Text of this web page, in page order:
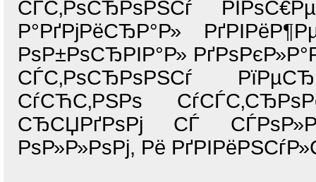
СЃС‚РѕСЂРѕРЅСѓ
Р°РґРјРёСЂР°Р»
РѕР±РѕСЂРІР°Р»
СЃС‚РѕСЂРѕРЅСѓ
СѓСЋС‚РЅРѕ
СЂСЏРґРѕРј СЃ
РѕР»Р»РѕРј, Рё